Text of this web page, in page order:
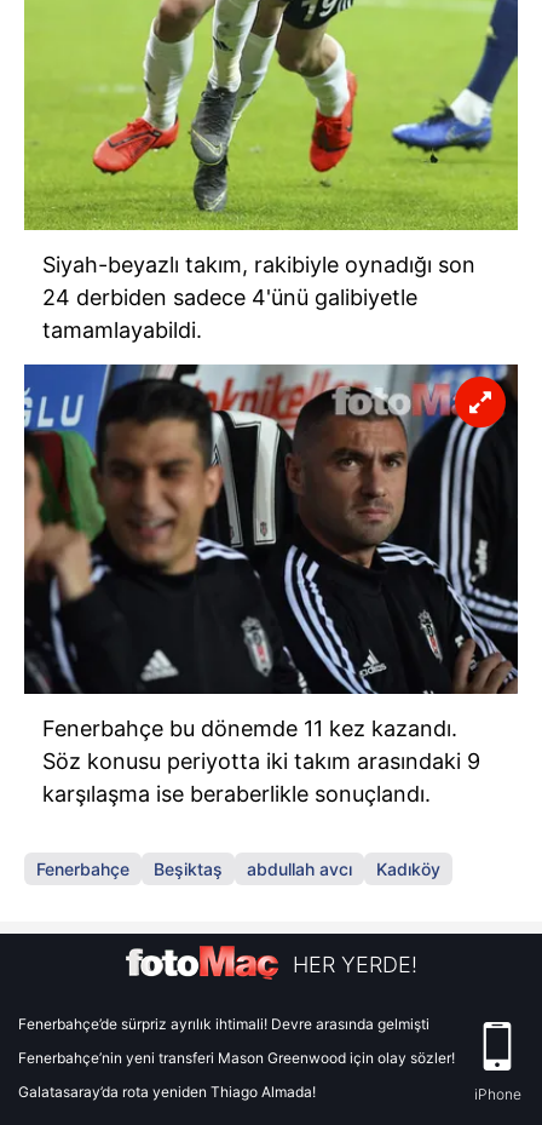
Siyah-beyazlı takım, rakibiyle oynadığı son
24 derbiden sadece 4'ünü galibiyetle
tamamlayabildi.
Fenerbahçe bu dönemde 11 kez kazandı.
Söz konusu periyotta iki takım arasındaki 9
karşılaşma ise beraberlikle sonuçlandı.
Fenerbahçe Beşiktaş abdullah avcı Kadıköy
HER YERDE!
Fenerbahçe’de sürpriz ayrılık ihtimali! Devre arasında gelmişti
Fenerbahçe’nin yeni transferi Mason Greenwood için olay sözler!
Galatasaray’da rota yeniden Thiago Almada!
iPhone